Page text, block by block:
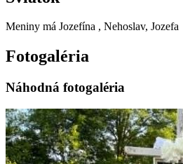
Meniny má Jozefína , Nehoslav, Jozefa
Fotogaléria
Náhodná fotogaléria